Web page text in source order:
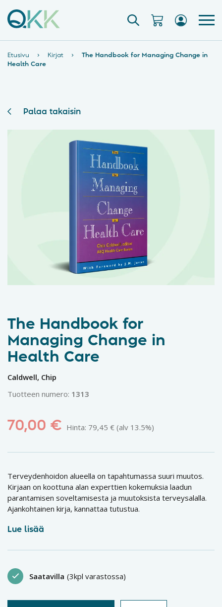
Etusivu › Kirjat ›
The Handbook for Managing Change in
Health Care
Palaa takaisin
The Handbook for
Managing Change in
Health Care
Caldwell, Chip
Tuotteen numero: 1313
70,00 € Hinta: 79,45 € (alv 13.5%)
Terveydenhoidon alueella on tapahtumassa suuri muutos.
Kirjaan on koottuna alan experttien kokemuksia laadun
parantamisen soveltamisesta ja muutoksista terveysalalla.
Ajankohtainen kirja, kannattaa tutustua.
Lue lisää
Saatavilla (3kpl varastossa)